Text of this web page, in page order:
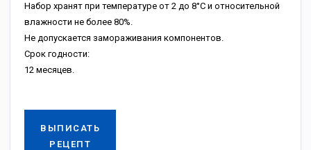
Набор хранят при температуре от 2 до 8°С и относительной
влажности не более 80%.
Не допускается замораживания компонентов.
Срок годности:
12 месяцев.
ВЫПИСАТЬ
РЕЦЕПТ